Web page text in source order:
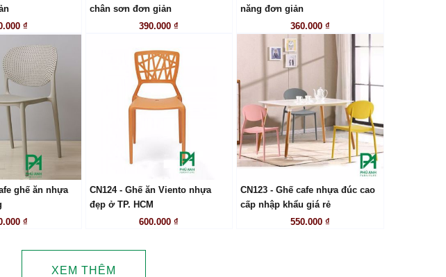
HỆ
₫
LIÊN HỆ
chân sơn đơn giản
390.000 ₫
LIÊN HỆ
năng đơn giản
360.000 ₫
HỆ
ghế ăn nhựa
₫
LIÊN HỆ
CN124 - Ghế ăn Viento nhựa
đẹp ở TP. HCM
600.000 ₫
LIÊN HỆ
CN123 - Ghế cafe nhựa đúc cao
cấp nhập khẩu giá rẻ
550.000 ₫
XEM THÊM